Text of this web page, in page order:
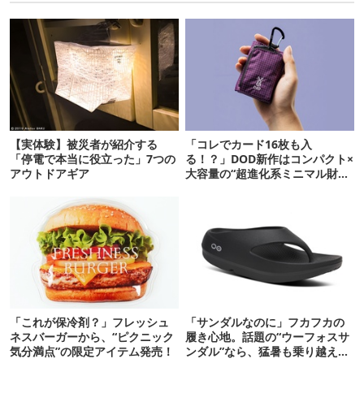
【実体験】被災者が紹介する
「停電で本当に役立った」7つの
アウトドアギア
「コレでカード16枚も入
る！？」DOD新作はコンパクト×
大容量の“超進化系ミニマル財
「これが保冷剤？」フレッシュ
ネスバーガーから、“ピクニック
気分満点”の限定アイテム発売！
「サンダルなのに」フカフカの
履き心地。話題の“ウーフォスサ
ンダル”なら、猛暑も乗り越えら